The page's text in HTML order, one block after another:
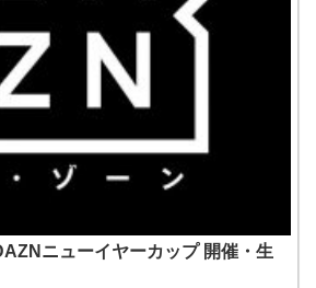
ニューイヤーカップ 開催・生